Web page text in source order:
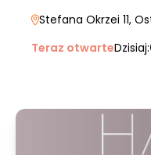
Stefana Okrzei 11,
Teraz otwarteDzisiaj: